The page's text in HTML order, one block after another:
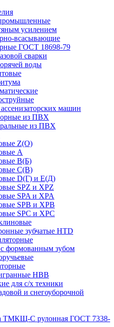
усилением
всасывающие
ГОСТ 18698-79
сварки
воды
машин
из ПВХ
из ПВХ
Z(О)
А
В(Б)
С(В)
D(Г) и Е(Д)
SPZ и XPZ
SPA и XPA
SPB и XPB
SPC и XPC
зубчатые HTD
формованным зубом
HBB
для с/х техники
и снегоуборочной
ТМКЩ-С рулонная ГОСТ 7338-